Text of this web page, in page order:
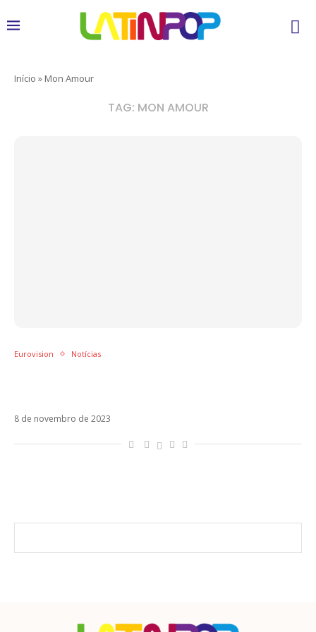
Início » Mon Amour
TAG: MON AMOUR
Eurovision Notícias
8 de novembro de 2023